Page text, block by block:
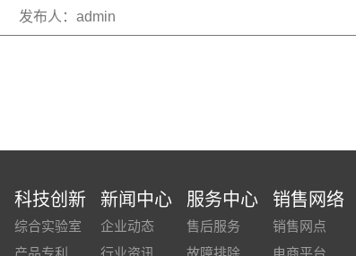
发布人：admin
科技创新
综合实验室
产品专利
新闻中心
企业动态
行业资讯
服务中心
售后服务
故障排除
销售网络
销售网点
电商平台